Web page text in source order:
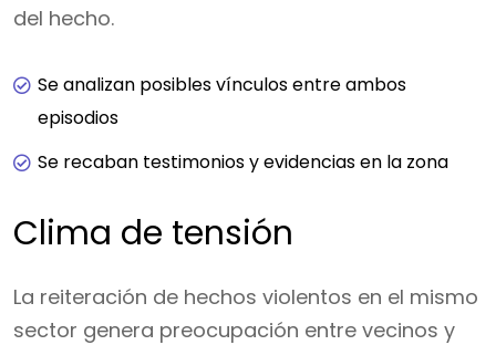
del hecho.
Se analizan posibles vínculos entre ambos
episodios
Se recaban testimonios y evidencias en la zona
Clima de tensión
La reiteración de hechos violentos en el mismo
sector genera preocupación entre vecinos y